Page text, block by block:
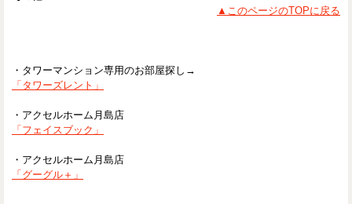
▲このページのTOPに戻る
・タワーマンション専用のお部屋探し→
「タワーズレント」
・アクセルホーム月島店
「フェイスブック」
・アクセルホーム月島店
「グーグル＋」